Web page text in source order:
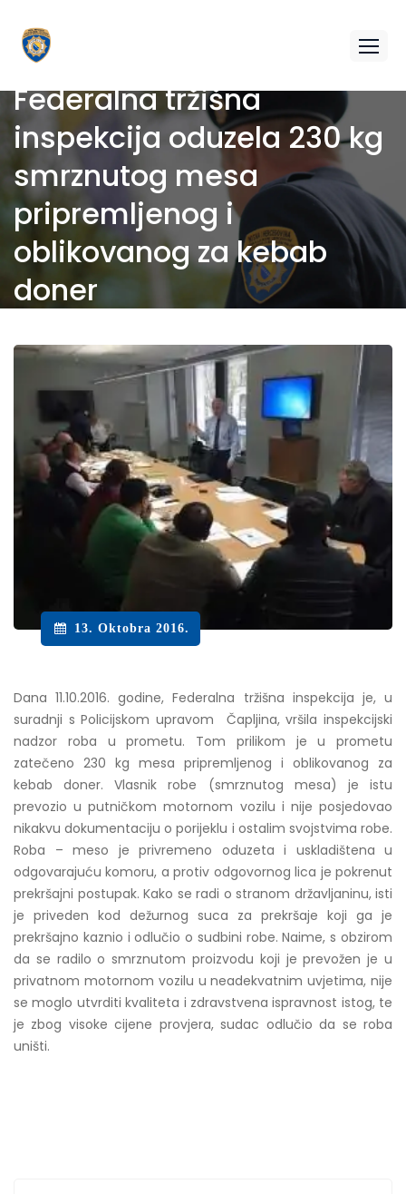
Federalna tržišna
inspekcija oduzela 230 kg
smrznutog mesa
pripremljenog i
oblikovanog za kebab
doner
13. Oktobra 2016.
Dana 11.10.2016. godine, Federalna tržišna inspekcija je, u
suradnji s Policijskom upravom Čapljina, vršila inspekcijski
nadzor roba u prometu. Tom prilikom je u prometu
zatečeno 230 kg mesa pripremljenog i oblikovanog za
kebab doner. Vlasnik robe (smrznutog mesa) je istu
prevozio u putničkom motornom vozilu i nije posjedovao
nikakvu dokumentaciju o porijeklu i ostalim svojstvima robe.
Roba – meso je privremeno oduzeta i uskladištena u
odgovarajuću komoru, a protiv odgovornog lica je pokrenut
prekršajni postupak. Kako se radi o stranom državljaninu, isti
je priveden kod dežurnog suca za prekršaje koji ga je
prekršajno kaznio i odlučio o sudbini robe. Naime, s obzirom
da se radilo o smrznutom proizvodu koji je prevožen je u
privatnom motornom vozilu u neadekvatnim uvjetima, nije
se moglo utvrditi kvaliteta i zdravstvena ispravnost istog, te
je zbog visoke cijene provjera, sudac odlučio da se roba
uništi.